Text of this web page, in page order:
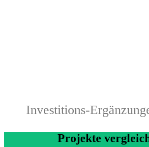
Investitions-
Projekte